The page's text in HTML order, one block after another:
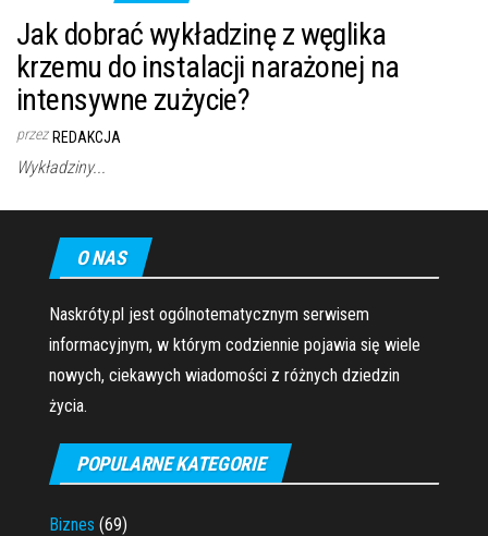
Jak dobrać wykładzinę z węglika
krzemu do instalacji narażonej na
intensywne zużycie?
przez REDAKCJA
Wykładziny...
O NAS
Naskróty.pl jest ogólnotematycznym serwisem
informacyjnym, w którym codziennie pojawia się wiele
nowych, ciekawych wiadomości z różnych dziedzin
życia.
POPULARNE KATEGORIE
Biznes (69)